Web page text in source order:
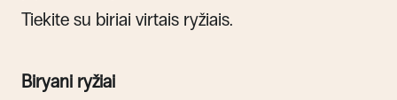
Tiekite su biriai virtais ryžiais.
Biryani ryžiai